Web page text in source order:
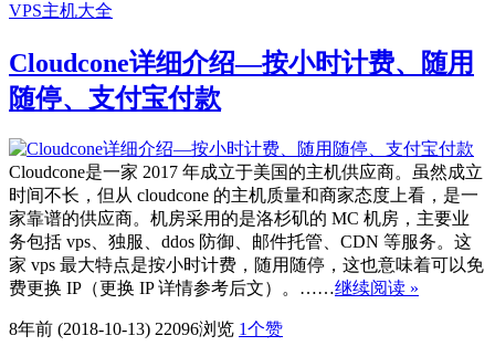
VPS主机大全
Cloudcone详细介绍—按小时计费、随用
随停、支付宝付款
Cloudcone是一家 2017 年成立于美国的主机供应商。虽然成立
时间不长，但从 cloudcone 的主机质量和商家态度上看，是一
家靠谱的供应商。机房采用的是洛杉矶的 MC 机房，主要业
务包括 vps、独服、ddos 防御、邮件托管、CDN 等服务。这
家 vps 最大特点是按小时计费，随用随停，这也意味着可以免
费更换 IP（更换 IP 详情参考后文）。……继续阅读 »
8年前 (2018-10-13) 22096浏览 1个赞